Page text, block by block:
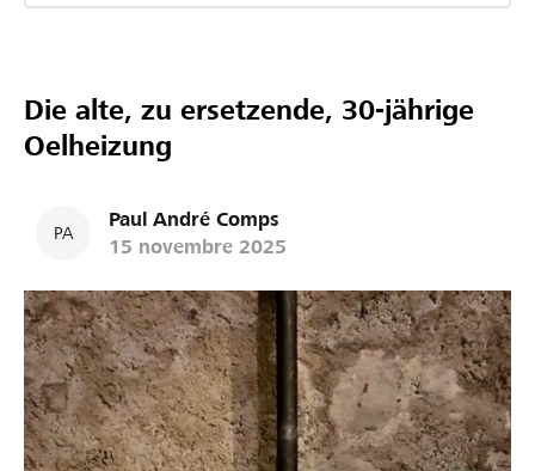
Die alte, zu ersetzende, 30-jährige
Oelheizung
PA
Paul André Comps
15 novembre 2025